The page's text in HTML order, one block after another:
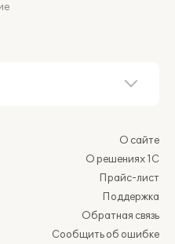
О сайте
О решениях 1С
Прайс-лист
Поддержка
Обратная связь
Сообщить об ошибке